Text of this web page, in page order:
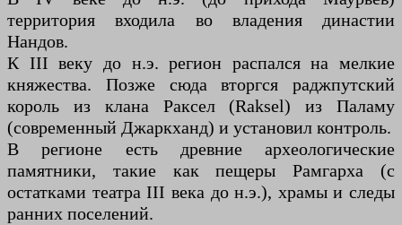
территория входила во владения династии
Нандов.
К III веку до н.э. регион распался на мелкие
княжества. Позже сюда вторгся раджпутский
король из клана Раксел (Raksel) из Паламу
(современный Джаркханд) и установил контроль.
В регионе есть древние археологические
памятники, такие как пещеры Рамгарха (с
остатками театра III века до н.э.), храмы и следы
ранних поселений.